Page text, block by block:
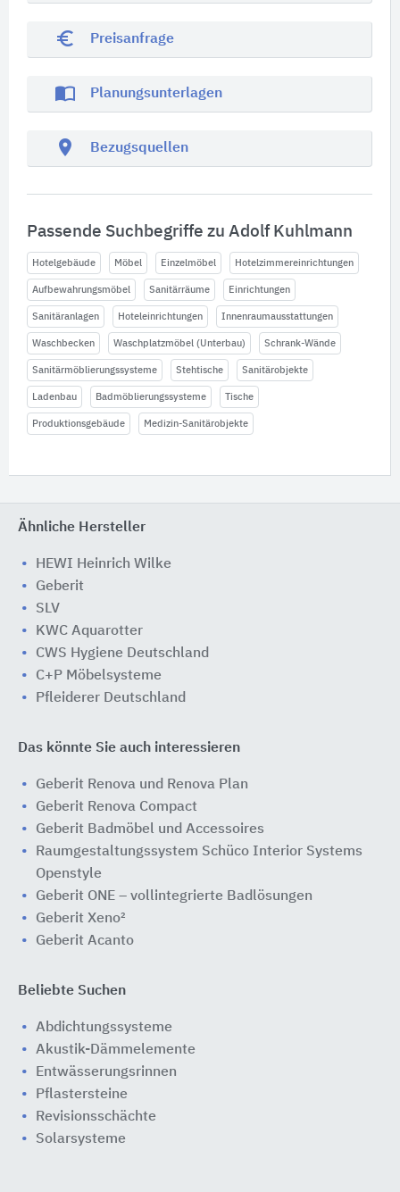
euro_symbol Preisanfrage
import_contacts Planungsunterlagen
location_on Bezugsquellen
Passende Suchbegriffe zu Adolf Kuhlmann
Hotelgebäude Möbel Einzelmöbel Hotelzimmereinrichtungen
Aufbewahrungsmöbel Sanitärräume Einrichtungen
Sanitäranlagen Hoteleinrichtungen Innenraumausstattungen
Waschbecken Waschplatzmöbel (Unterbau) Schrank-Wände
Sanitärmöblierungssysteme Stehtische Sanitärobjekte
Ladenbau Badmöblierungssysteme Tische
Produktionsgebäude Medizin-Sanitärobjekte
Ähnliche Hersteller
HEWI Heinrich Wilke
Geberit
SLV
KWC Aquarotter
CWS Hygiene Deutschland
C+P Möbelsysteme
Pfleiderer Deutschland
Das könnte Sie auch interessieren
Geberit Renova und Renova Plan
Geberit Renova Compact
Geberit Badmöbel und Accessoires
Raumgestaltungssystem Schüco Interior Systems
Openstyle
Geberit ONE – vollintegrierte Badlösungen
Geberit Xeno²
Geberit Acanto
Beliebte Suchen
Abdichtungssysteme
Akustik-Dämmelemente
Entwässerungsrinnen
Pflastersteine
Revisionsschächte
Solarsysteme